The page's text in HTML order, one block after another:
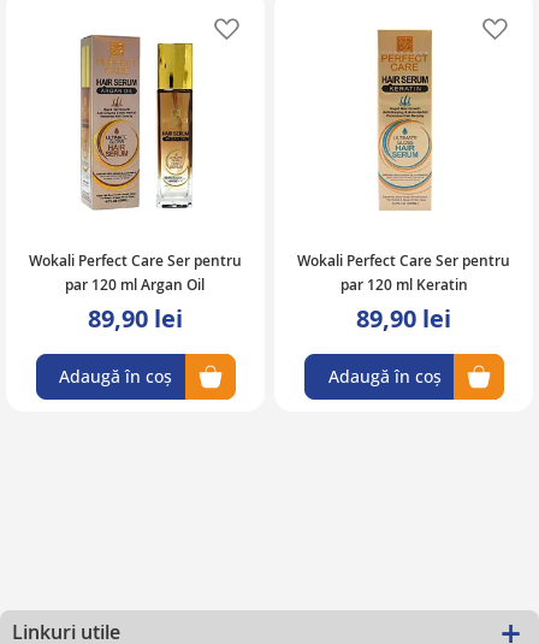
Wokali Perfect Care Ser pentru
par 120 ml Argan Oil
89,90 lei
Adaugă în coș
Adaugă în lista de favorite
Wokali Perfect Care Ser pentru
par 120 ml Keratin
89,90 lei
Adaugă în coș
Linkuri utile